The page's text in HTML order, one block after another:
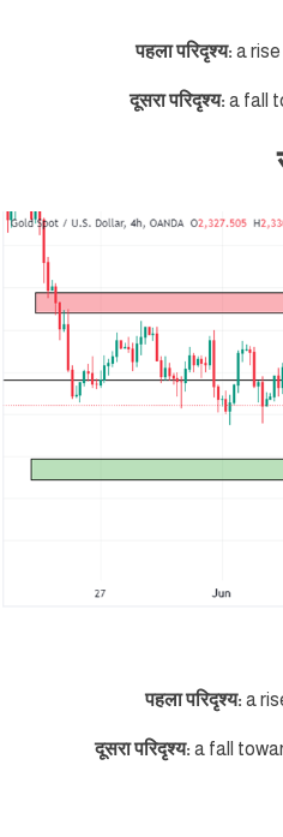
पहला परिदृश्य: a
दूसरा परिदृश्य: a fall
पहला परिदृश्य: a
दूसरा परिदृश्य: a fall